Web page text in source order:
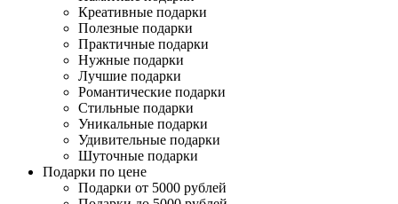
Креативные подарки
Полезные подарки
Практичные подарки
Нужные подарки
Лучшие подарки
Романтические подарки
Стильные подарки
Уникальные подарки
Удивительные подарки
Шуточные подарки
Подарки по цене
Подарки от 5000 рублей